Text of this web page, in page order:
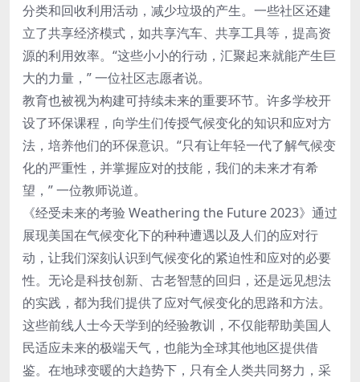
分类和回收利用活动，减少垃圾的产生。一些社区还建
立了共享经济模式，如共享汽车、共享工具等，提高资
源的利用效率。“这些小小的行动，汇聚起来就能产生巨
大的力量，” 一位社区志愿者说。
教育也被视为构建可持续未来的重要环节。许多学校开
设了环保课程，向学生们传授气候变化的知识和应对方
法，培养他们的环保意识。“只有让年轻一代了解气候变
化的严重性，并掌握应对的技能，我们的未来才有希
望，” 一位教师说道。
《经受未来的考验 Weathering the Future 2023》通过
展现美国在气候变化下的种种遭遇以及人们的应对行
动，让我们深刻认识到气候变化的紧迫性和应对的必要
性。无论是科技创新、古老智慧的回归，还是远见想法
的实践，都为我们提供了应对气候变化的思路和方法。
这些前线人士今天学到的经验教训，不仅能帮助美国人
民适应未来的极端天气，也能为全球其他地区提供借
鉴。在地球变暖的大趋势下，只有全人类共同努力，采